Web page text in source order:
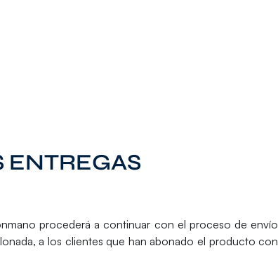
ENTREGAS
procederá a continuar con el proceso de envío
a los clientes que han abonado el producto con